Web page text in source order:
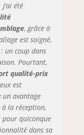
de 46
pour
:
et le
la cuisine
en
de
de 16
en
de travail
été
, grâce à
est soigné,
un coup dans
Pourtant,
qualité-prix
est
un avantage
la réception,
pour quiconque
dans sa